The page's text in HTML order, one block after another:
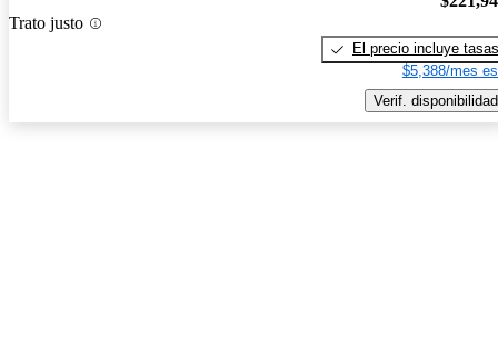
Trato justo
El precio incluye tasas
$5,388/mes
Verif. disponibilidad